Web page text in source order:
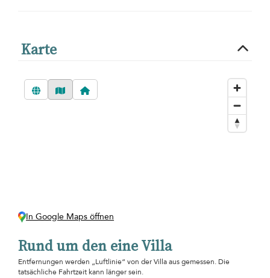
Karte
In Google Maps öffnen
Rund um den eine Villa
Entfernungen werden „Luftlinie“ von der Villa aus gemessen. Die
tatsächliche Fahrtzeit kann länger sein.